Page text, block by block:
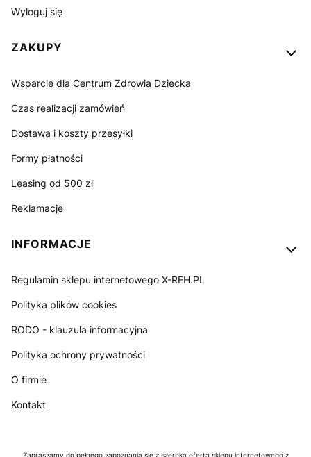
Wyloguj się
ZAKUPY
Wsparcie dla Centrum Zdrowia Dziecka
Czas realizacji zamówień
Dostawa i koszty przesyłki
Formy płatności
Leasing od 500 zł
Reklamacje
INFORMACJE
Regulamin sklepu internetowego X-REH.PL
Polityka plików cookies
RODO - klauzula informacyjna
Polityka ochrony prywatności
O firmie
Kontakt
Zapraszamy do pełnego zapoznania się z szeroką ofertą sklepu internetowego z